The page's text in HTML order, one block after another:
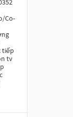
Co-
tiếp
tv